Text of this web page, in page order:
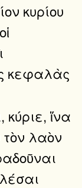
κυρίου
κεφαλὰς
κύριε, ἵνα
τὸν λαὸν